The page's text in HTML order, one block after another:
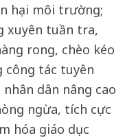
hại môi trường;
xuyên tuần tra,
rong, chèo kéo
công tác tuyên
dân nâng cao
ngừa, tích cực
hóa giáo dục